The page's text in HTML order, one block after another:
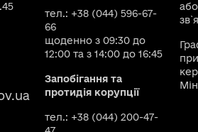
тел.: +38 (044) 596-67-
66
щоденно з 09:30 до
12:00 та з 14:00 до 16:45
Запобігання та
протидія корупції
тел.: +38 (044) 200-47-
або